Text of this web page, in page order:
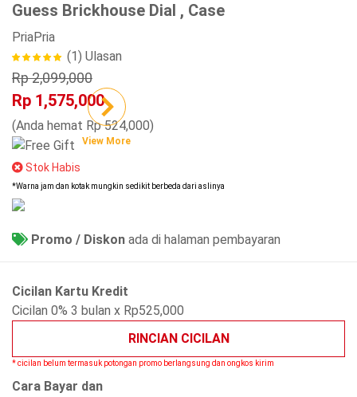
Guess Brickhouse Dial , Case
PriaPria
(1) Ulasan
Rp 2,099,000
Rp 1,575,000
(Anda hemat Rp 524,000)
Stok Habis
*Warna jam dan kotak mungkin sedikit berbeda dari aslinya
Promo / Diskon ada di halaman pembayaran
Cicilan Kartu Kredit
Cicilan 0% 3 bulan x Rp525,000
RINCIAN CICILAN
* cicilan belum termasuk potongan promo berlangsung dan ongkos kirim
Cara Bayar dan
View More